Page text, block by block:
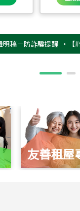
詐騙提醒 ‧【#信義幸
友善租屋